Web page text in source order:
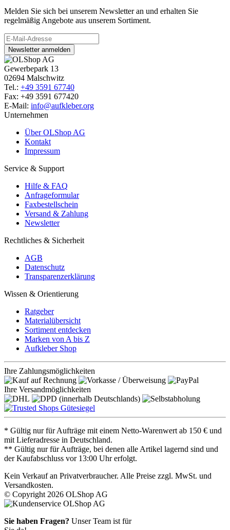
Melden Sie sich bei unserem Newsletter an und erhalten Sie
regelmäßig Angebote aus unserem Sortiment.
Newsletter anmelden
Gewerbepark 13
02694 Malschwitz
Tel.: +49 3591 67740
Fax: +49 3591 677420
E-Mail: info@aufkleber.org
Unternehmen
Über OLShop AG
Kontakt
Impressum
Service & Support
Hilfe & FAQ
Anfrageformular
Faxbestellschein
Versand & Zahlung
Newsletter
Rechtliches & Sicherheit
AGB
Datenschutz
Transparenzerklärung
Wissen & Orientierung
Ratgeber
Materialübersicht
Sortiment entdecken
Marken von A bis Z
Aufkleber Shop
Ihre Zahlungsmöglichkeiten
Ihre Versandmöglichkeiten
* Gültig nur für Aufträge mit einem Netto-Warenwert ab 150 € und
mit Lieferadresse in Deutschland.
** Gültig nur für Aufträge, bei denen alle Artikel lagernd sind und
der Kaufabschluss vor 13:00 Uhr erfolgt.
Kein Verkauf an Privatverbraucher. Alle Preise zzgl. MwSt. und
Versandkosten.
© Copyright 2026 OLShop AG
Sie haben Fragen? Unser Team ist für